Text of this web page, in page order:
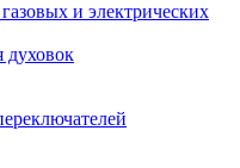
и электрических
духовок